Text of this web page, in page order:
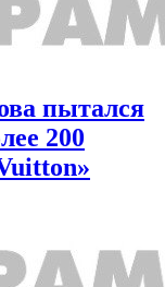
пытался
200